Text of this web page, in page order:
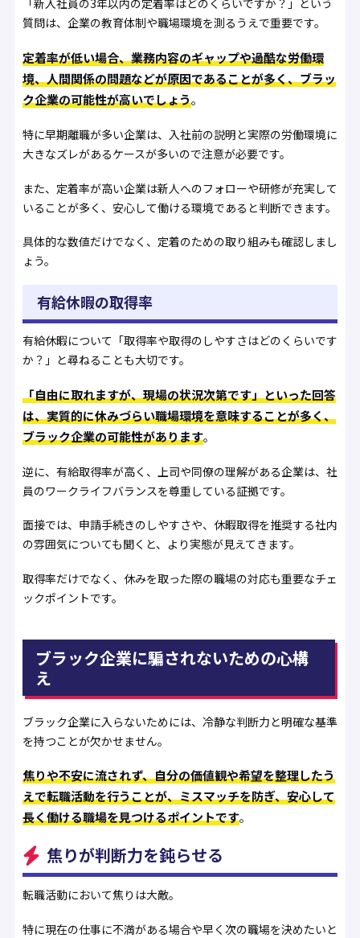
「新入社員の3年以内の定着率はどのくらいですか？」という
質問は、企業の教育体制や職場環境を測るうえで重要です。
定着率が低い場合、業務内容のギャップや過酷な労働環
境、人間関係の問題などが原因であることが多く、ブラッ
ク企業の可能性が高いでしょう。
特に早期離職が多い企業は、入社前の説明と実際の労働環境に
大きなズレがあるケースが多いので注意が必要です。
また、定着率が高い企業は新人へのフォローや研修が充実して
いることが多く、安心して働ける環境であると判断できます。
具体的な数値だけでなく、定着のための取り組みも確認しまし
ょう。
有給休暇の取得率
有給休暇について「取得率や取得のしやすさはどのくらいです
か？」と尋ねることも大切です。
「自由に取れますが、現場の状況次第です」といった回答
は、実質的に休みづらい職場環境を意味することが多く、
ブラック企業の可能性があります。
逆に、有給取得率が高く、上司や同僚の理解がある企業は、社
員のワークライフバランスを尊重している証拠です。
面接では、申請手続きのしやすさや、休暇取得を推奨する社内
の雰囲気についても聞くと、より実態が見えてきます。
取得率だけでなく、休みを取った際の職場の対応も重要なチェ
ックポイントです。
ブラック企業に騙されないための心構
え
ブラック企業に入らないためには、冷静な判断力と明確な基準
を持つことが欠かせません。
焦りや不安に流されず、自分の価値観や希望を整理したう
えで転職活動を行うことが、ミスマッチを防ぎ、安心して
長く働ける職場を見つけるポイントです。
焦りが判断力を鈍らせる
転職活動において焦りは大敵。
特に現在の仕事に不満がある場合や早く次の職場を決めたいと